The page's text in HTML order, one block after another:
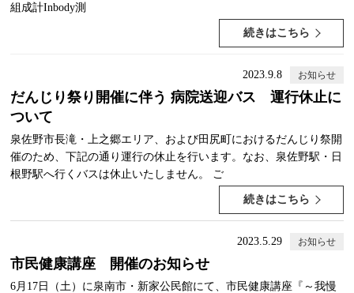
組成計Inbody測
続きはこちら
2023.9.8 お知らせ
だんじり祭り開催に伴う 病院送迎バス 運行休止に
ついて
泉佐野市長滝・上之郷エリア、および田尻町におけるだんじり祭開
催のため、下記の通り運行の休止を行います。なお、泉佐野駅・日
根野駅へ行くバスは休止いたしません。 ご
続きはこちら
2023.5.29 お知らせ
市民健康講座 開催のお知らせ
6月17日（土）に泉南市・新家公民館にて、市民健康講座『～我慢